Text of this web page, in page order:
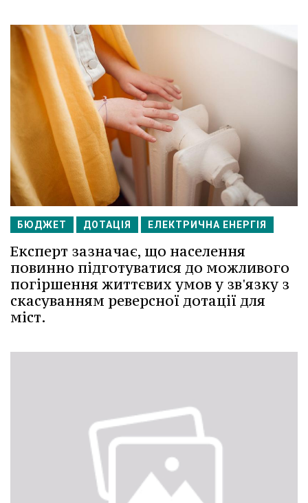
БЮДЖЕТ ДОТАЦІЯ ЕЛЕКТРИЧНА ЕНЕРГІЯ
Експерт зазначає, що населення
повинно підготуватися до можливого
погіршення життєвих умов у зв'язку з
скасуванням реверсної дотації для
міст.